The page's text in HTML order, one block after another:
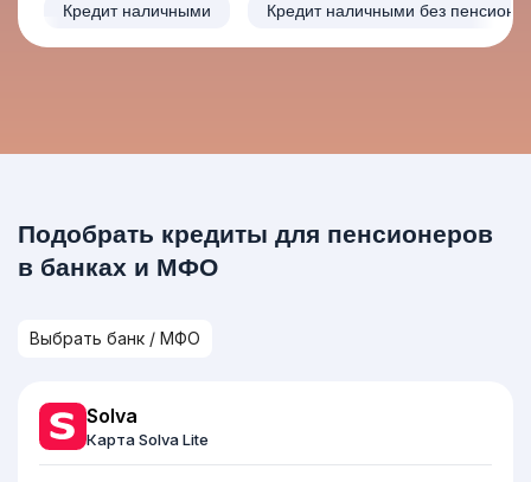
Кредит наличными Кредит наличными без пенсионки
Подобрать кредиты для пенсионеров
в банках и МФО
Solva
Карта Solva Lite